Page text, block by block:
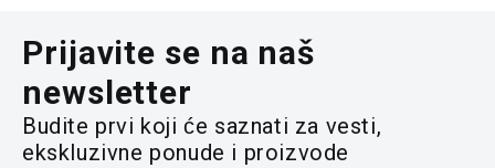
Prijavite se na naš
newsletter
Budite prvi koji će saznati za vesti,
ekskluzivne ponude i proizvode